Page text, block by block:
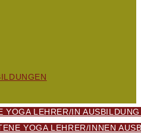
YOGA LEHRER/IN
YOGA LEHRER/INNEN